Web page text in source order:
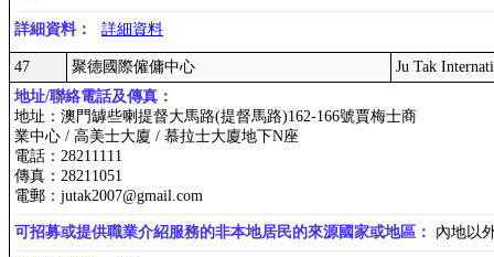
詳細資料： 詳細資料
47 聚德國際僱傭中心
Ju Tak
地址/聯絡電話及傳真：
地址：澳門罅些喇提督大馬路(提督馬路)162-166號賈梅士商
業中心 / 高美士大廈 / 慕拉士大廈地下N座
電話：28211111
傳真：28211051
電郵：jutak2007@gmail.com
可招募或提供職業介紹服務的非本地居民的來源國家或地區： 內地以